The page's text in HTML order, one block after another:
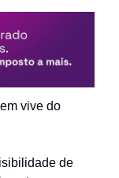
vive do
de